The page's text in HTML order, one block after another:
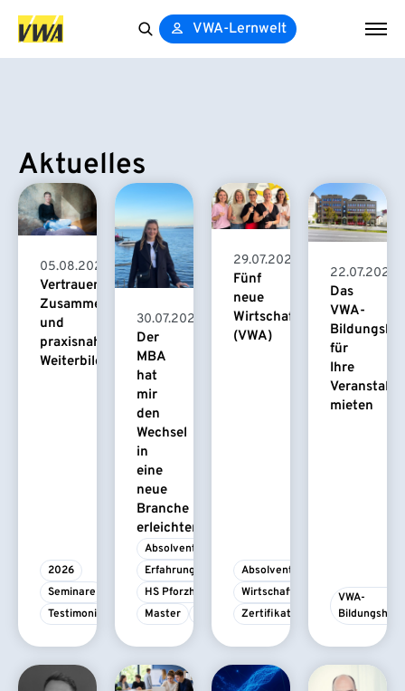
VWA-Lernwelt
Aktuelles
05.08.2026
Vertrauensvolle
Zusammenarbeit
und
praxisnahe
Weiterbildung
2026
Seminare
Testimonial
30.07.2026
Der
MBA
hat
mir
den
Wechsel
in
eine
neue
Branche
erleichtert
Absolvent/-in
Erfahrungsbericht
HS Pforzheim
Master
29.07.2026
Fünf
neue
Wirtschaftspsychologinnen
(VWA)
Absolvent/-in
Wirtschaftspsychologie
Zertifikatskurs
22.07.2026
Das
VWA-
für
Ihre
mieten
VWA-
Bildungshaus